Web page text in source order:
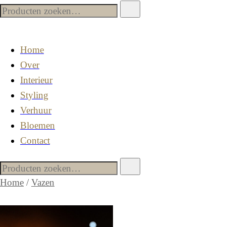
Home
Over
Interieur
Styling
Verhuur
Bloemen
Contact
Home / Vazen